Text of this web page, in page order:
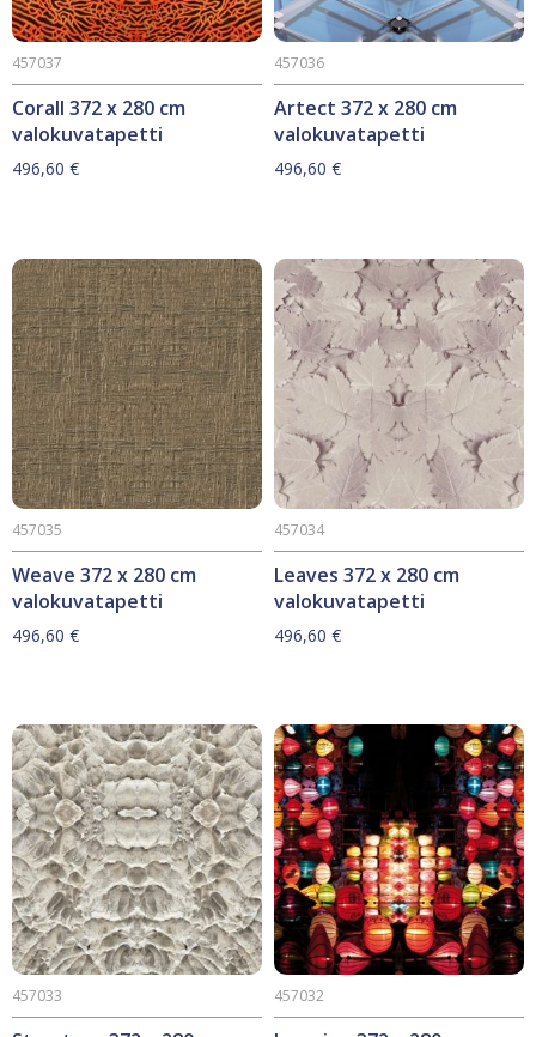
Corall 372 x 280 cm
valokuvatapetti
457037
496,60 €
Artect 372 x 280 cm
valokuvatapetti
457036
496,60 €
Weave 372 x 280 cm
valokuvatapetti
457035
496,60 €
Leaves 372 x 280 cm
valokuvatapetti
457034
496,60 €
457033 457032